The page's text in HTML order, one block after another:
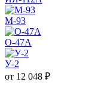
М-93
О-47А
У-2
от 12 048 ₽